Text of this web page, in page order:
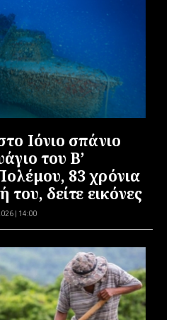
Ιόνιο σπάνιο
του Β’
83 χρόνια
του, δείτε εικόνες
| 14:00